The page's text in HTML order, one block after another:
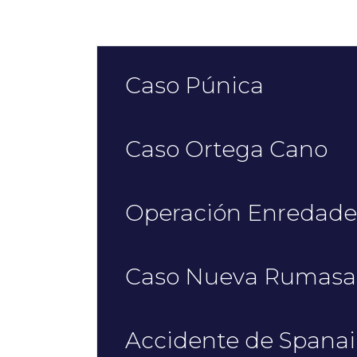
Caso Púnica
Caso Ortega Cano
Operación
Caso Nueva Rumasa
Accidente de